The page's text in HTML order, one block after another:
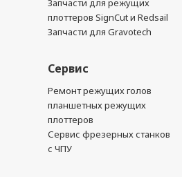
Запчасти для режущих
плоттеров SignCut и Redsail
Запчасти для Gravotech
Сервис
Ремонт режущих голов
планшетных режущих
плоттеров
Сервис фрезерных станков
с ЧПУ